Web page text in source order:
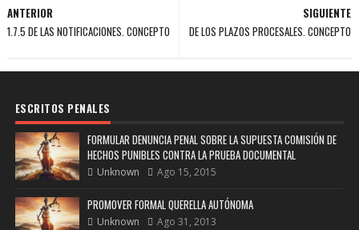
SIGUIENTE
DE LOS PLAZOS PROCESALES. CONCEPTO
ANTERIOR
1.7.5 DE LAS NOTIFICACIONES. CONCEPTO
ESCRITOS PENALES
FORMULAR DENUNCIA PENAL SOBRE LA SUPUESTA COMISIÓN DE
HECHOS PUNIBLES CONTRA LA PRUEBA DOCUMENTAL
Unknown Ago 15, 2015
PROMOVER FORMAL QUERELLA AUTÓNOMA
Unknown Ago 31, 2013